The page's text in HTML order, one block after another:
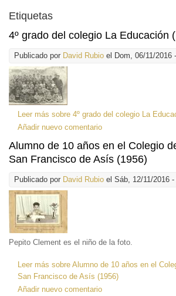
Etiquetas
4º grado del colegio La Educación
Publicado por David Rubio el Dom, 06/11/2016
Leer más sobre 4º grado del colegio La
Añadir nuevo comentario
Alumno de 10 años en el Colegio
San Francisco de Asís (1956)
Publicado por David Rubio el Sáb, 12/11/2016
Pepito Clement es el niño de la foto.
Leer más sobre Alumno de 10 años en el
San Francisco de Asís (1956)
Añadir nuevo comentario